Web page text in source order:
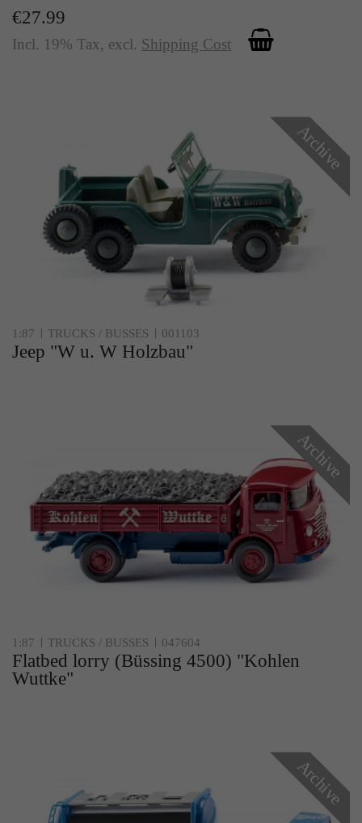
€27.99
Incl. 19% Tax, excl. Shipping Cost
Archive
1:87 TRUCKS / BUSSES 001103
Jeep "W u. W Holzbau"
Archive
1:87 TRUCKS / BUSSES 047604
Flatbed lorry (Büssing 4500) "Kohlen
Wuttke"
Archive